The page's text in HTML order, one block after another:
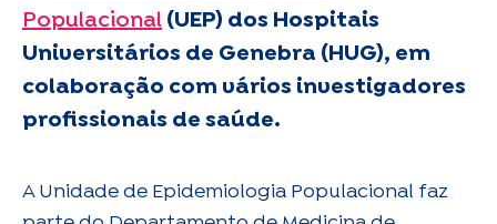
Populacional (UEP) dos Hospitais
Universitários de Genebra (HUG), em
colaboração com vários investigadores
profissionais de saúde.
A Unidade de Epidemiologia Populacional faz